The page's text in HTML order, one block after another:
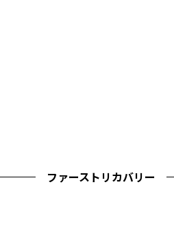
ファーストリカバリー